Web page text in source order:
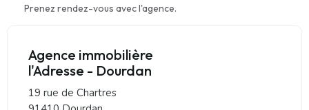
Prenez rendez-vous avec l'agence.
Agence immobilière
l'Adresse - Dourdan
19 rue de Chartres